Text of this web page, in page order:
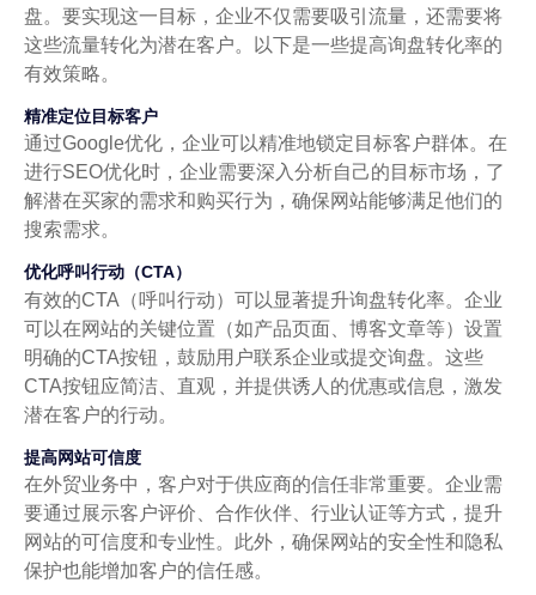
盘。要实现这一目标，企业不仅需要吸引流量，还需要将
这些流量转化为潜在客户。以下是一些提高询盘转化率的
有效策略。
精准定位目标客户
通过Google优化，企业可以精准地锁定目标客户群体。在
进行SEO优化时，企业需要深入分析自己的目标市场，了
解潜在买家的需求和购买行为，确保网站能够满足他们的
搜索需求。
优化呼叫行动（CTA）
有效的CTA（呼叫行动）可以显著提升询盘转化率。企业
可以在网站的关键位置（如产品页面、博客文章等）设置
明确的CTA按钮，鼓励用户联系企业或提交询盘。这些
CTA按钮应简洁、直观，并提供诱人的优惠或信息，激发
潜在客户的行动。
提高网站可信度
在外贸业务中，客户对于供应商的信任非常重要。企业需
要通过展示客户评价、合作伙伴、行业认证等方式，提升
网站的可信度和专业性。此外，确保网站的安全性和隐私
保护也能增加客户的信任感。